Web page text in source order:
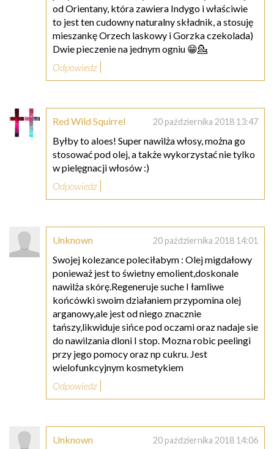
od Orientany, która zawiera Indygo i właściwie
to jest ten cudowny naturalny składnik, a stosuję
mieszankę Orzech laskowy i Gorzka czekolada)
Dwie pieczenie na jednym ogniu 😁💁
Odpowiedz
Red Wild Squirrel 20 października 2018 13:47
Byłby to aloes! Super nawilża włosy, można go
stosować pod olej, a także wykorzystać nie tylko
w pielęgnacji włosów :)
Odpowiedz
Unknown 20 października 2018 14:01
Swojej kolezance poleciłabym : Olej migdałowy
ponieważ jest to świetny emolient,doskonale
nawilża skórę.Regeneruje suche I łamliwe
końcówki swoim działaniem przypomina olej
arganowy,ale jest od niego znacznie
tańszy,likwiduje sińce pod oczami oraz nadaje sie
do nawilzania dloni I stop. Mozna robic peelingi
przy jego pomocy oraz np cukru. Jest
wielofunkcyjnym kosmetykiem
Odpowiedz
Unknown 20 października 2018 14:06